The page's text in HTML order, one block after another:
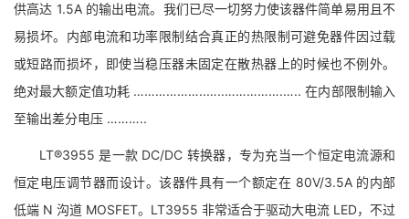
供高达 1.5A 的输出电流。我们已尽一切努力使该器件简单易用且不
易损坏。内部电流和功率限制结合真正的热限制可避免器件因过载
或短路而损坏，即使当稳压器未固定在散热器上的时候也不例外。
绝对最大额定值功耗 ………………..…..…………….….. 在内部限制输入
至输出差分电压 ………..
LT®3955 是一款 DC/DC 转换器，专为充当一个恒定电流源和
恒定电压调节器而设计。该器件具有一个额定在 80V/3.5A 的内部
低端 N 沟道 MOSFET。LT3955 非常适合于驱动大电流 LED，不过